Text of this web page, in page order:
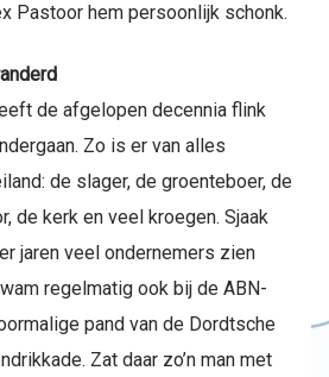
Pastoor hem persoonlijk schonk.
de afgelopen decennia flink
Zo is er van alles
de slager, de groenteboer, de
de kerk en veel kroegen. Sjaak
jaren veel ondernemers zien
regelmatig ook bij de ABN-
pand van de Dordtsche
Zat daar zo’n man met